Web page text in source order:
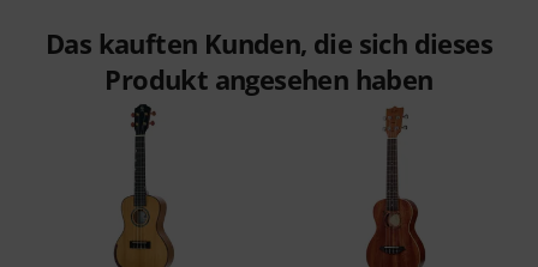
Das kauften Kunden, die sich dieses
Produkt angesehen haben